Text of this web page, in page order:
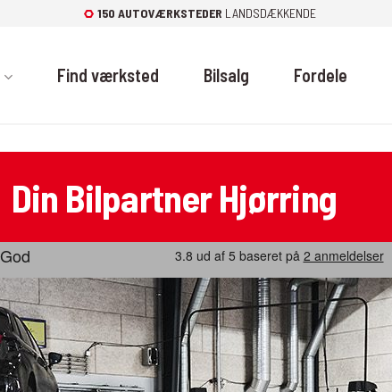
150 AUTOVÆRKSTEDER LANDSDÆKKENDE
Find værksted Bilsalg Fordele
Din Bilpartner Hjørring